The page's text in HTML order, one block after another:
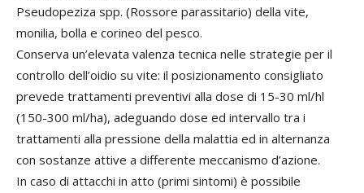
Pseudopeziza spp. (Rossore parassitario) della vite,
monilia, bolla e corineo del pesco.
Conserva un’elevata valenza tecnica nelle strategie per il
controllo dell’oidio su vite: il posizionamento consigliato
prevede trattamenti preventivi alla dose di 15-30 ml/hl
(150-300 ml/ha), adeguando dose ed intervallo tra i
trattamenti alla pressione della malattia ed in alternanza
con sostanze attive a differente meccanismo d’azione.
In caso di attacchi in atto (primi sintomi) è possibile